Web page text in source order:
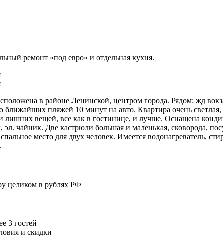
ремонт «под евро» и отдельная кухня.
в районе Ленинской, центром города. Рядом: жд
пляжей 10 минут на авто. Квартира очень
лишних вещей, все как в гостинице, и лучше. Оснащена
чайник. Две кастрюли большая и маленькая, сковорода,
место для двух человек. Имеется водонагреватель,
целиком в рублях РФ
3 гостей
и скидки